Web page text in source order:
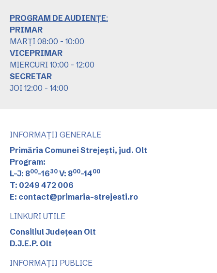
PROGRAM DE AUDIENȚE:
PRIMAR
MARȚI 08:00 - 10:00
VICEPRIMAR
MIERCURI 10:00 - 12:00
SECRETAR
JOI 12:00 - 14:00
INFORMAȚII GENERALE
Primăria Comunei Strejești, jud. Olt
Program:
L-J: 800-1630 V: 800-1400
T: 0249 472 006
E: contact@primaria-strejesti.ro
LINKURI UTILE
Consiliul Județean Olt
D.J.E.P. Olt
INFORMAȚII PUBLICE